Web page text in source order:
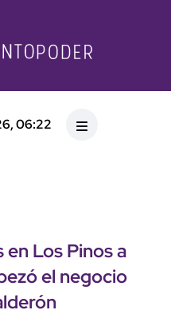
06:22
Los Pinos a
el negocio